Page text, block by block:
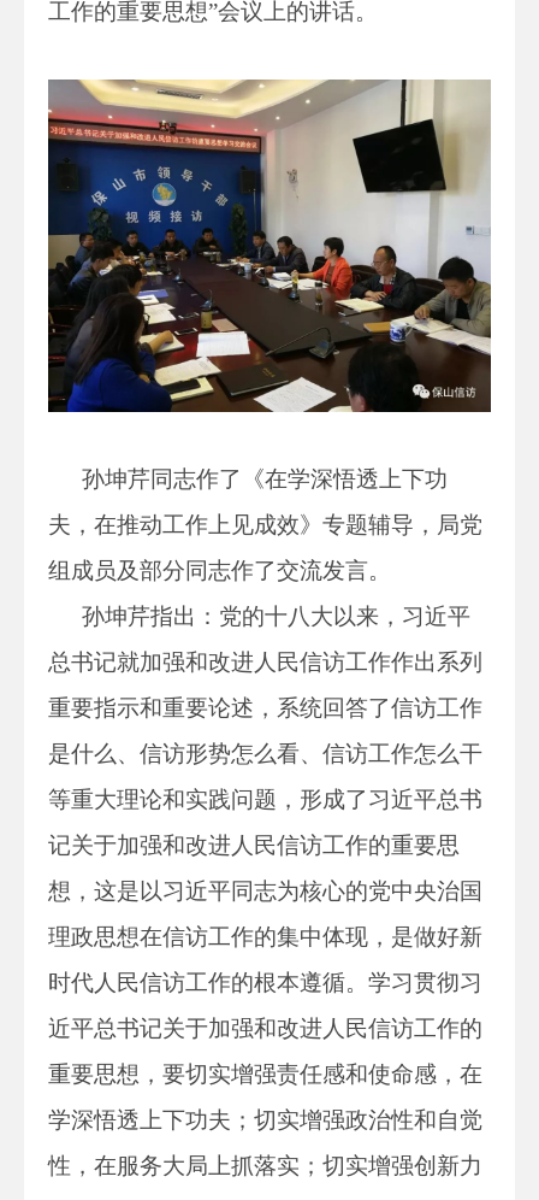
工作的重要思想”会议上的讲话。
孙坤芹同志作了《在学深悟透上下功
夫，在推动工作上见成效》专题辅导，局党
组成员及部分同志作了交流发言。
孙坤芹指出：党的十八大以来，习近平
总书记就加强和改进人民信访工作作出系列
重要指示和重要论述，系统回答了信访工作
是什么、信访形势怎么看、信访工作怎么干
等重大理论和实践问题，形成了习近平总书
记关于加强和改进人民信访工作的重要思
想，这是以习近平同志为核心的党中央治国
理政思想在信访工作的集中体现，是做好新
时代人民信访工作的根本遵循。学习贯彻习
近平总书记关于加强和改进人民信访工作的
重要思想，要切实增强责任感和使命感，在
学深悟透上下功夫；切实增强政治性和自觉
性，在服务大局上抓落实；切实增强创新力